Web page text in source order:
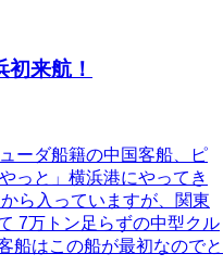
来航！
ーダ船籍の中国客船、ピ
っと」横浜港にやってき
ら入っていますが、関東
7万トン足らずの中型クル
船はこの船が最初なのでと